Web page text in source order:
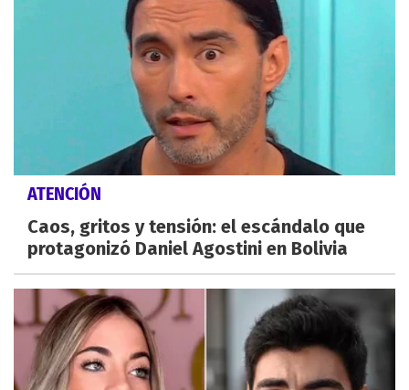
ATENCIÓN
Caos, gritos y tensión: el escándalo que
protagonizó Daniel Agostini en Bolivia